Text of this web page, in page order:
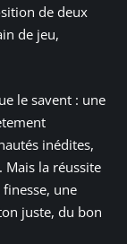
de deux
de jeu,
le savent : une
inédites,
Mais la réussite
une
juste, du bon